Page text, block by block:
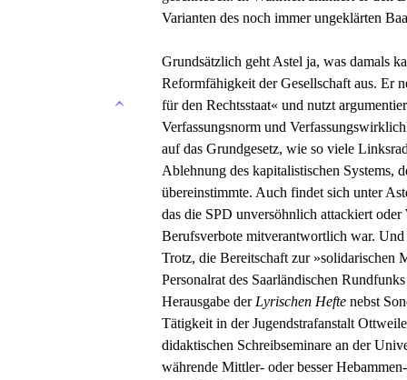
Varianten des noch immer ungeklärten
Grundsätzlich geht Astel ja, was damals
Reformfähigkeit der Gesellschaft aus. Er
für den Rechtsstaat« und nutzt
Verfassungsnorm und
auf das Grundgesetz, wie so viele
Ablehnung des kapitalistischen
übereinstimmte. Auch findet sich unter
das die SPD unversöhnlich attackiert
Berufsverbote mitverantwortlich war.
Trotz, die Bereitschaft zur »solidarischen
Personalrat des Saarländischen
Herausgabe der Lyrischen Hefte nebst
Tätigkeit in der Jugendstrafanstalt
didaktischen Schreibseminare an der
währende Mittler- oder besser